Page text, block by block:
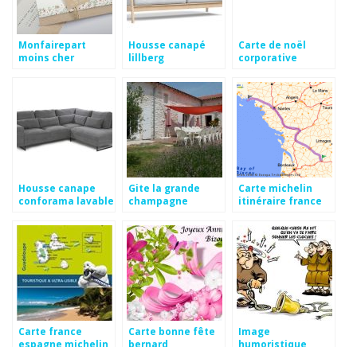
Monfairepart
moins cher
Housse canapé
lillberg
Carte de noël
corporative
Housse canape
conforama lavable
Gite la grande
champagne
Carte michelin
itinéraire france
Carte france
espagne michelin
Carte bonne fête
bernard
Image
humoristique